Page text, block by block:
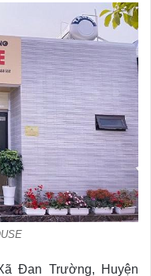
Đan Trường, Huyện